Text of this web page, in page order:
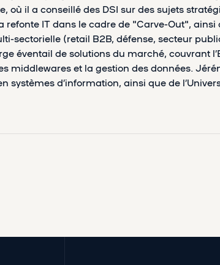
où il a conseillé des DSI sur des sujets
refonte IT dans le cadre de "Carve-Out", ainsi
sectorielle (retail B2B, défense, secteur
éventail de solutions du marché, couvrant
middlewares et la gestion des données.
systèmes d’information, ainsi que de